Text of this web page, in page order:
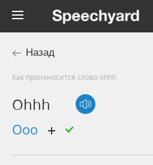
Назад
Как произносится слово ohhh
Ohhh
ооо